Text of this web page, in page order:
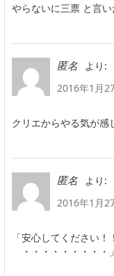
やらないに三票 と言い
匿名
より:
2016年1月
クリエからやる気が
匿名
より:
2016年1月
「安心してください
・・・・・・・・・」